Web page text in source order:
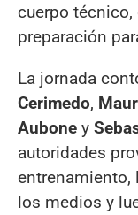
cuerpo
preparación
La jornada
Cerimedo,
Aubone y
autoridades
entrenamiento,
los medios y